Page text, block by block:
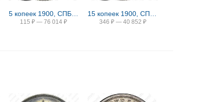
115 ₽ — 76 014 ₽ 346 ₽ — 40 852 ₽